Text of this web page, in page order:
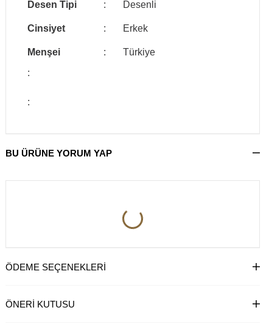
Desen Tipi : Desenli
Cinsiyet : Erkek
Menşei :
Türkiye
:
:
BU ÜRÜNE YORUM YAP
ÖDEME SEÇENEKLERI
ÖNERI KUTUSU